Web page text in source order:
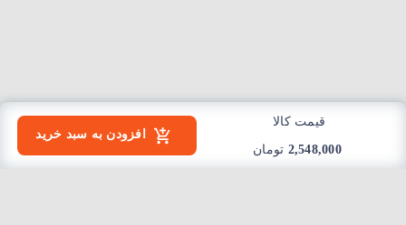
قیمت کالا
2,548,000 تومان
افزودن به سبد خرید